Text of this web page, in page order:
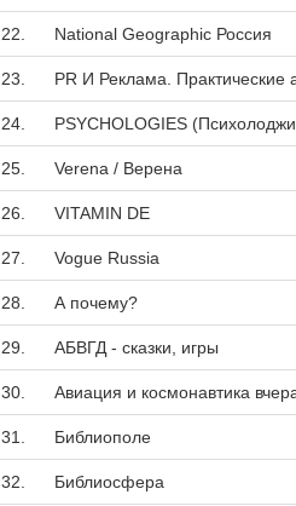
22. National Geographic Россия
23. PR И Реклама. Практические
24. PSYCHOLOGIES
25. Verena / Верена
26. VITAMIN DE
27. Vogue Russia
28. А почему?
29. АБВГД - сказки, игры
30. Авиация и космонавтика
31. Библиополе
32. Библиосфера